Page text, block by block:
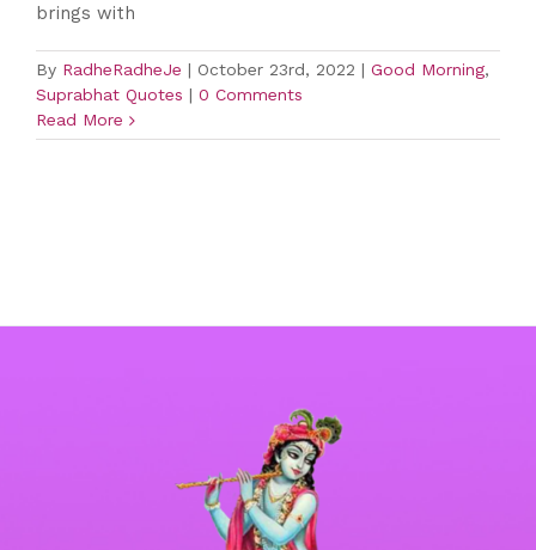
brings with
By RadheRadheJe | October 23rd, 2022 | Good Morning,
Suprabhat Quotes | 0 Comments
Read More